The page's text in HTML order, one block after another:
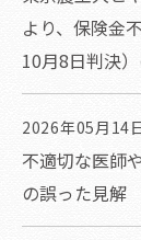
より、保険金
10月8日判決
2026年05月14
不適切な医師
の誤った見解